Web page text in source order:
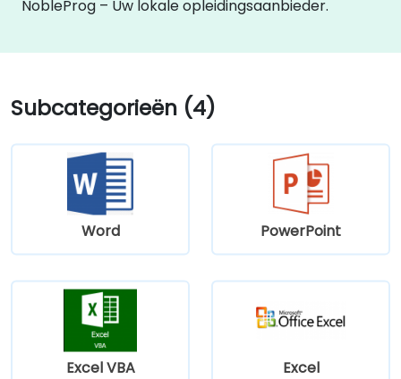
NobleProg – Uw lokale opleidingsaanbieder.
Subcategorieën (4)
Word PowerPoint
Excel VBA Excel